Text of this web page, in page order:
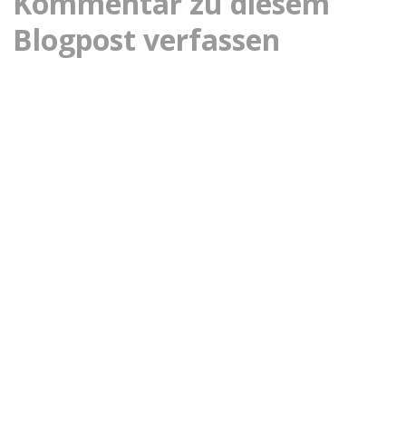
Blogpost verfassen